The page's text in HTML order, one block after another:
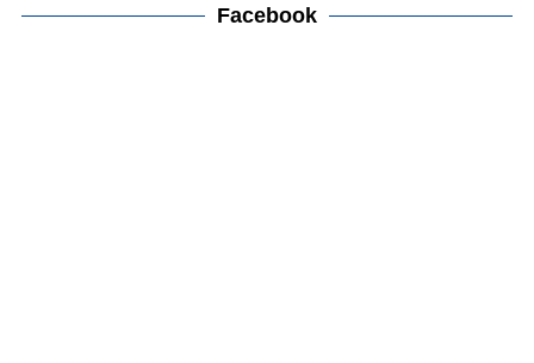
検
カ
Facebook